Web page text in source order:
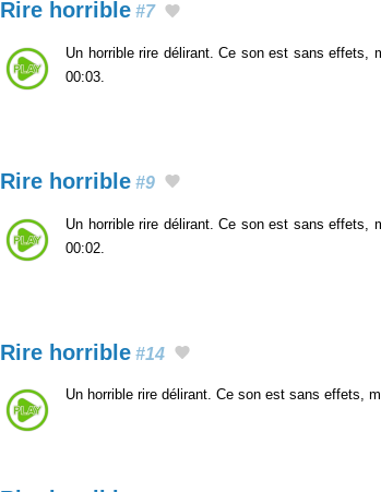
Rire horrible #7
Un horrible rire délirant. Ce son est sans effets,
00:03.
Rire horrible #9
Un horrible rire délirant. Ce son est sans effets,
00:02.
Rire horrible #14
Un horrible rire délirant. Ce son est sans effets,